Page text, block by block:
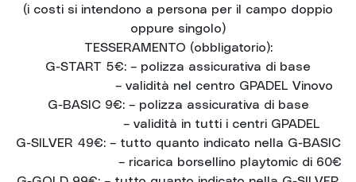
(i costi si intendono a persona per il campo doppio
oppure singolo)
TESSERAMENTO (obbligatorio):
G-START 5€: – polizza assicurativa di base
– validità nel centro GPADEL Vinovo
G-BASIC 9€: – polizza assicurativa di base
– validità in tutti i centri GPADEL
G-SILVER 49€: – tutto quanto indicato nella G-BASIC
– ricarica borsellino playtomic di 60€